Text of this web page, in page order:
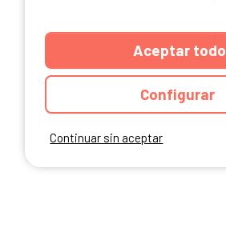
Continuar sin aceptar
Aceptar todo
Configurar